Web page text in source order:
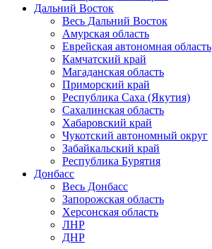
Дальний Восток
Весь Дальний Восток
Амурская область
Еврейская автономная область
Камчатский край
Магаданская область
Приморский край
Республика Саха (Якутия)
Сахалинская область
Хабаровский край
Чукотский автономный округ
Забайкальский край
Республика Бурятия
Донбасс
Весь Донбасс
Запорожская область
Херсонская область
ЛНР
ДНР